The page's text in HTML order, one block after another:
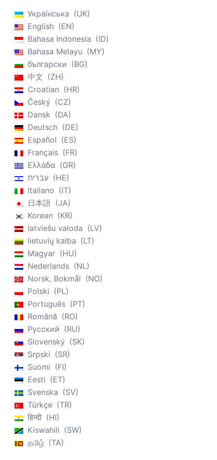
Українська
UK
English
EN
Bahasa Indonesia
ID
Bahasa Melayu
MY
български
BG
中文
ZH
Croatian
HR
Český
CZ
Dansk
DA
Deutsch
DE
Español
ES
Français
FR
Ελλάδα
GR
עברית
HE
Italiano
IT
日本語
JA
Korean
KR
latviešu valoda
LV
lietuvių kalba
LT
Magyar
HU
Nederlands
NL
Norsk, Bokmål
NO
Polski
PL
Português
PT
Română
RO
Русский
RU
Slovenský
SK
Srpski
SR
Suomi
FI
Eesti
ET
Svenska
SV
Türkçe
TR
हिन्दी
HI
Kiswahili
SW
தமிழ்
TA